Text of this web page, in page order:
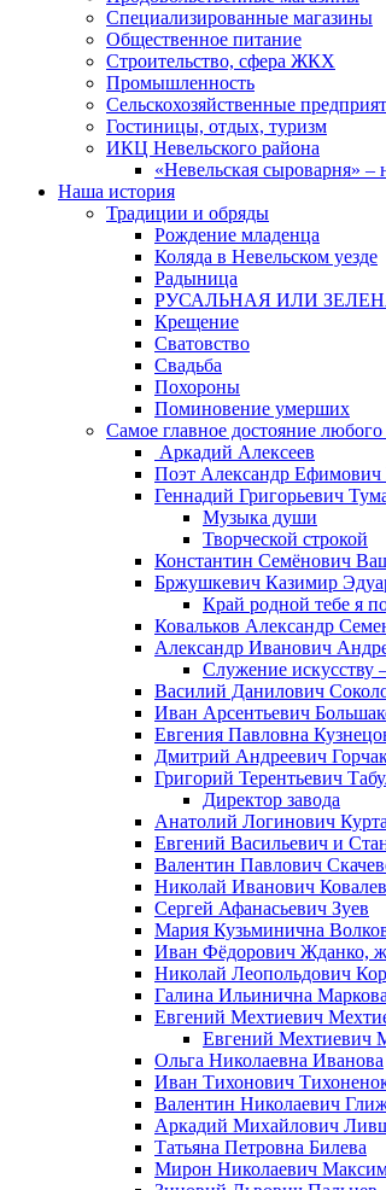
Специализированные магазины
Общественное питание
Строительство, сфера ЖКХ
Промышленность
Сельскохозяйственные
Гостиницы, отдых, туризм
ИКЦ Невельского района
«Невельская сыроварня»
Наша история
Традиции и обряды
Рождение младенца
Коляда в Невельском уезде
Радыница
РУСАЛЬНАЯ ИЛИ
Крещение
Сватовство
Свадьба
Похороны
Поминовение умерших
Самое главное достояние
Аркадий Алексеев
Поэт Александр Ефимович
Геннадий Григорьевич
Музыка души
Творческой строкой
Константин Семёнович
Бржушкевич Казимир
Край родной тебе я
Ковальков Александр
Александр Иванович
Служение искусству
Василий Данилович
Иван Арсентьевич
Евгения Павловна
Дмитрий Андреевич
Григорий Терентьевич
Директор завода
Анатолий Логинович
Евгений Васильевич и
Валентин Павлович
Николай Иванович Ковалев
Сергей Афанасьевич Зуев
Мария Кузьминична
Иван Фёдорович Жданко,
Николай Леопольдович
Галина Ильинична Маркова
Евгений Мехтиевич
Евгений Мехтиевич
Ольга Николаевна Иванова
Иван Тихонович
Валентин Николаевич
Аркадий Михайлович
Татьяна Петровна Билева
Мирон Николаевич